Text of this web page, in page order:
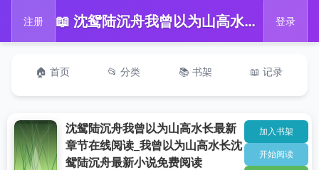
注册 📖 沈鸳陆沉舟我曾以为山高水长最新章节在线阅读_我曾以为山高水长沈鸳陆沉舟最新小说免费阅读 登录
🏠 首页 📂 分类 📚 书架 📖 记录
沈鸳陆沉舟我曾以为山高水长最新
章节在线阅读_我曾以为山高水长沈
鸳陆沉舟最新小说免费阅读
加入书架
开始阅读